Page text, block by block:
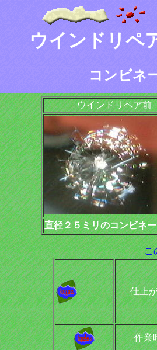
ウインドリペ
コンビネ
ウインドリペア前
直径２５ミリのコンビネ
こ
仕上
作業